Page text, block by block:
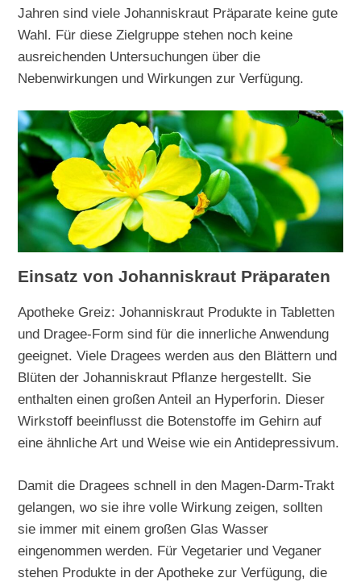
Jahren sind viele Johanniskraut Präparate keine gute
Wahl. Für diese Zielgruppe stehen noch keine
ausreichenden Untersuchungen über die
Nebenwirkungen und Wirkungen zur Verfügung.
Einsatz von Johanniskraut Präparaten
Apotheke Greiz: Johanniskraut Produkte in Tabletten
und Dragee-Form sind für die innerliche Anwendung
geeignet. Viele Dragees werden aus den Blättern und
Blüten der Johanniskraut Pflanze hergestellt. Sie
enthalten einen großen Anteil an Hyperforin. Dieser
Wirkstoff beeinflusst die Botenstoffe im Gehirn auf
eine ähnliche Art und Weise wie ein Antidepressivum.
Damit die Dragees schnell in den Magen-Darm-Trakt
gelangen, wo sie ihre volle Wirkung zeigen, sollten
sie immer mit einem großen Glas Wasser
eingenommen werden. Für Vegetarier und Veganer
stehen Produkte in der Apotheke zur Verfügung, die